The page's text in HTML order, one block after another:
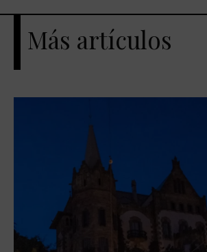
Más artículos